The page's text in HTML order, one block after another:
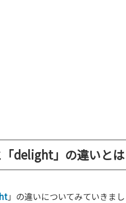
「delight」の違いとは
」の違いについてみていきまし